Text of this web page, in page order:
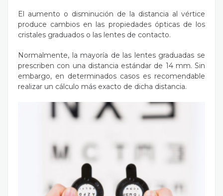
El aumento o disminución de la distancia al vértice
produce cambios en las propiedades ópticas de los
cristales graduados o las lentes de contacto.
Normalmente, la mayoría de las lentes graduadas se
prescriben con una distancia estándar de 14 mm. Sin
embargo, en determinados casos es recomendable
realizar un cálculo más exacto de dicha distancia.